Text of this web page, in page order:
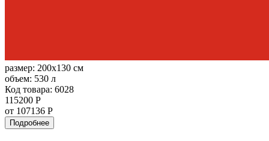
размер: 200x130 см
объем: 530 л
Код товара: 6028
115200 Р
от 107136 Р
Подробнее